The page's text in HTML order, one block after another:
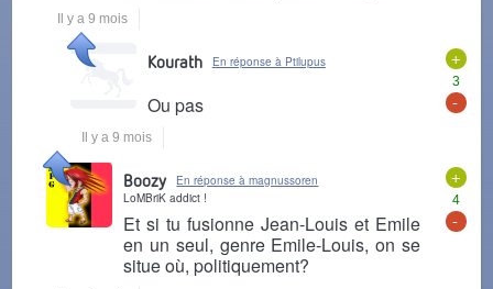
Il y a 9 mois
+
3
-
Kourath En réponse à Ptilupus
Ou pas
Il y a 9 mois
+
4
-
Boozy
En réponse à magnussoren
LoMBriK addict !
Et si tu fusionne Jean-Louis et Emile
en un seul, genre Emile-Louis, on se
situe où, politiquement?